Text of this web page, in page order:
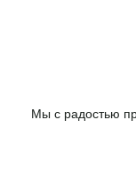
Мы с радостью